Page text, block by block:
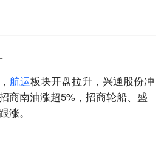
航运板块开盘拉升，兴通股份冲
商南油涨超5%，招商轮船、盛
涨。